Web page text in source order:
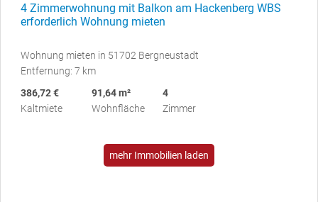
4 Zimmerwohnung mit Balkon am Hackenberg WBS
erforderlich Wohnung mieten
Wohnung mieten in 51702 Bergneustadt
Entfernung: 7 km
386,72 €
Kaltmiete
91,64 m²
Wohnfläche
4
Zimmer
mehr Immobilien laden